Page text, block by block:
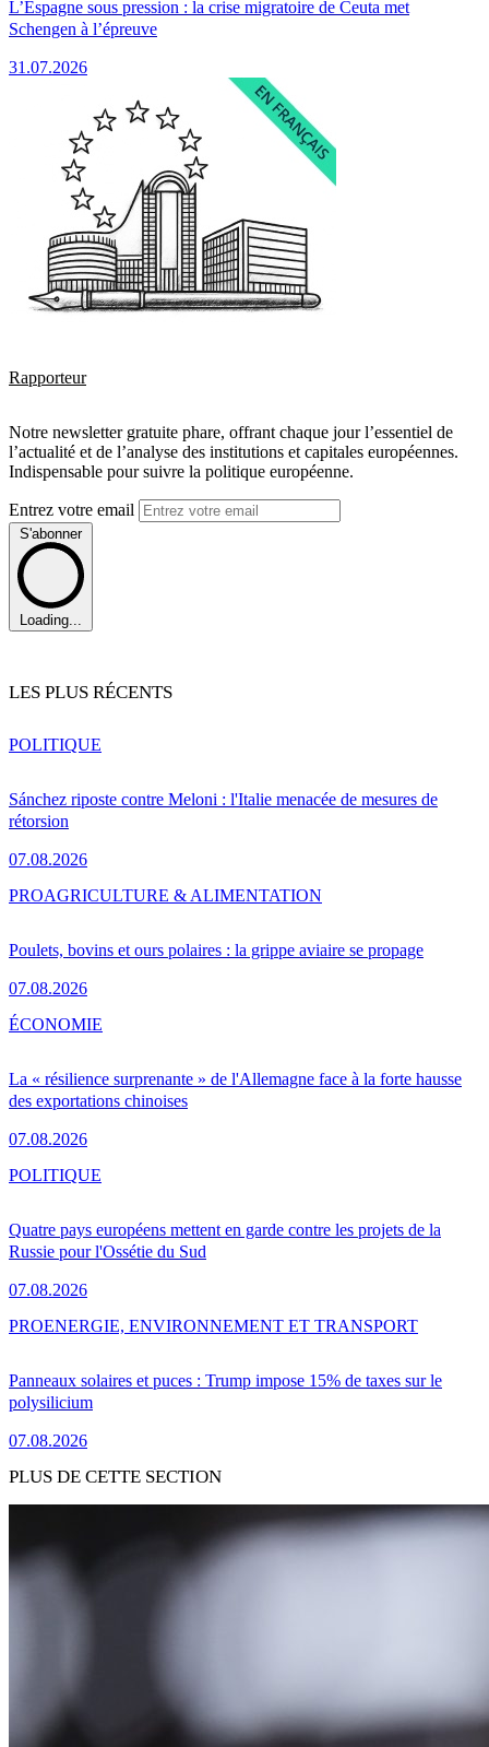
L’Espagne sous pression : la crise migratoire de Ceuta met
Schengen à l’épreuve
31.07.2026
Rapporteur
Notre newsletter gratuite phare, offrant chaque jour l’essentiel de
l’actualité et de l’analyse des institutions et capitales européennes.
Indispensable pour suivre la politique européenne.
Entrez votre email
S'abonner
Loading...
LES PLUS RÉCENTS
Sánchez riposte contre Meloni : l'Italie menacée de mesures de
rétorsion
07.08.2026
POLITIQUE
Poulets, bovins et ours polaires : la grippe aviaire se propage
07.08.2026
PROAGRICULTURE & ALIMENTATION
La « résilience surprenante » de l'Allemagne face à la forte hausse
des exportations chinoises
07.08.2026
ÉCONOMIE
Quatre pays européens mettent en garde contre les projets de la
Russie pour l'Ossétie du Sud
07.08.2026
POLITIQUE
Panneaux solaires et puces : Trump impose 15% de taxes sur le
polysilicium
07.08.2026
PROENERGIE, ENVIRONNEMENT ET TRANSPORT
PLUS DE CETTE SECTION